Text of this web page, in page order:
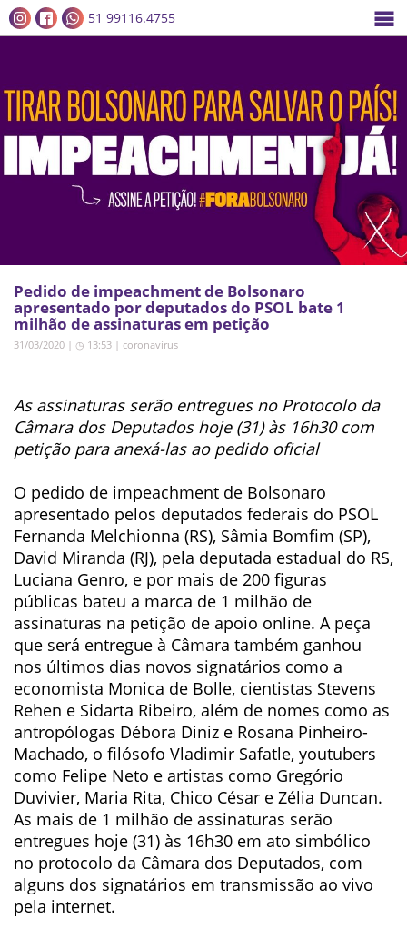
51 99116.4755
Pedido de impeachment de Bolsonaro
apresentado por deputados do PSOL bate 1
milhão de assinaturas em petição
31/03/2020 | ◷ 13:53 | coronavírus
As assinaturas serão entregues no Protocolo da
Câmara dos Deputados hoje (31) às 16h30 com
petição para anexá-las ao pedido oficial
O pedido de impeachment de Bolsonaro
apresentado pelos deputados federais do PSOL
Fernanda Melchionna (RS), Sâmia Bomfim (SP),
David Miranda (RJ), pela deputada estadual do RS,
Luciana Genro, e por mais de 200 figuras
públicas bateu a marca de 1 milhão de
assinaturas na petição de apoio online. A peça
que será entregue à Câmara também ganhou
nos últimos dias novos signatários como a
economista Monica de Bolle, cientistas Stevens
Rehen e Sidarta Ribeiro, além de nomes como as
antropólogas Débora Diniz e Rosana Pinheiro-
Machado, o filósofo Vladimir Safatle, youtubers
como Felipe Neto e artistas como Gregório
Duvivier, Maria Rita, Chico César e Zélia Duncan.
As mais de 1 milhão de assinaturas serão
entregues hoje (31) às 16h30 em ato simbólico
no protocolo da Câmara dos Deputados, com
alguns dos signatários em transmissão ao vivo
pela internet.